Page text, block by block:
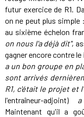
futur exercice de R1.
on ne peut plus simple
au sixième échelon
on nous l'a déjà dit",
gagner encore contre
a un bon groupe en
sont arrivés
R1, c'était le projet et
l'entraîneur-adjoint)
Maintenant qu'il a